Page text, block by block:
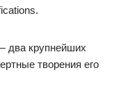
два крупнейших
творения его